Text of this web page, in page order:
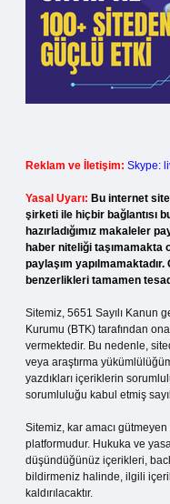
Reklam ve İletişim: Skype:
Yasal Uyarı: Bu internet
şirketi ile hiçbir bağlantısı
hazırladığımız makaleler
haber niteliği taşımamakta
paylaşım
benzerlikleri tamamen
Sitemiz, 5651 Sayılı Kanun
Kurumu (BTK) tarafından
vermektedir. Bu nedenle,
veya araştırma
yazdıkları içeriklerin
sorumluluğu kabul etmiş
Sitemiz, kar amacı
platformudur. Hukuka ve
düşündüğünüz içerikleri,
bildirmeniz halinde, ilgili
kaldırılacaktır.